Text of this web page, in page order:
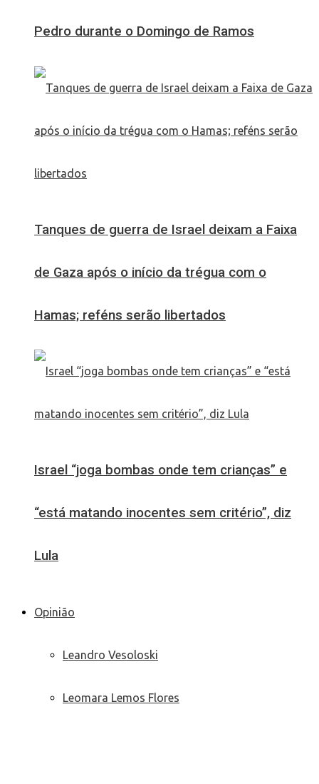
Pedro durante o Domingo de Ramos
Tanques de guerra de Israel deixam a Faixa
de Gaza após o início da trégua com o
Hamas; reféns serão libertados
Israel “joga bombas onde tem crianças” e
“está matando inocentes sem critério”, diz
Lula
Opinião
Leandro Vesoloski
Leomara Lemos Flores